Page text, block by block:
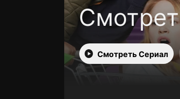
Смотреть Сериал